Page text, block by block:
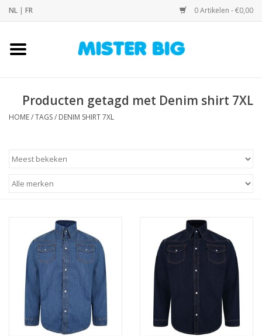
NL | FR 0 Artikelen - €0,00
Home
Onze Winkel
Contact
BLOGS
Producten getagd met Denim shirt 7XL
HOME/TAGS/ DENIM SHIRT 7XL